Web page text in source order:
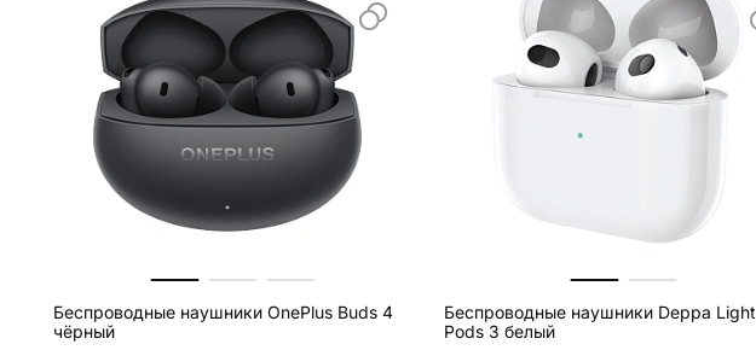
Беспроводные наушники OnePlus Buds 4
чёрный
Беспроводные наушники Deppa Light
Pods 3 белый